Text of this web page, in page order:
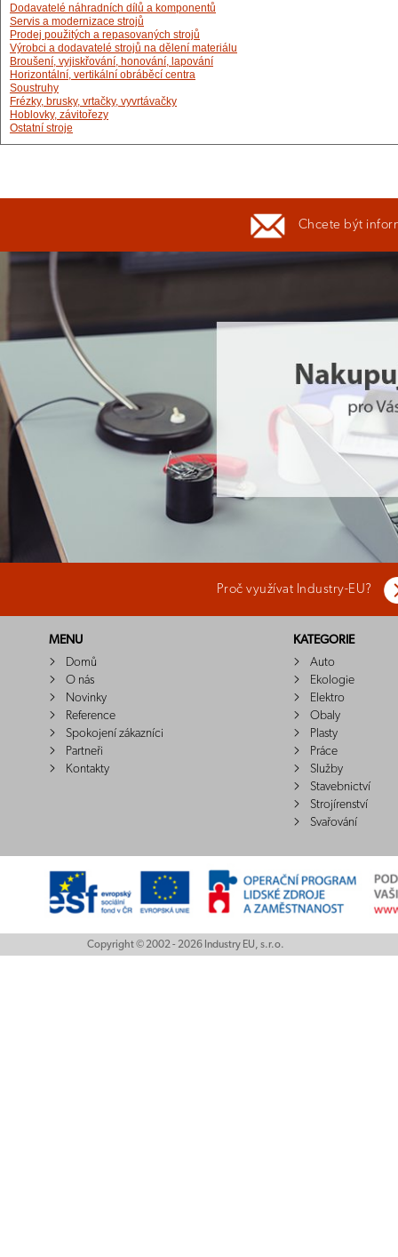
Dodavatelé náhradních dílů a komponentů
Servis a modernizace strojů
Prodej použitých a repasovaných strojů
Výrobci a dodavatelé strojů na dělení materiálu
Broušení, vyjiskřování, honování, lapování
Horizontální, vertikální obráběcí centra
Soustruhy
Frézky, brusky, vrtačky, vyvrtávačky
Hoblovky, závitořezy
Ostatní stroje
Chcete být
Proč využívat Industry-EU?
MENU
Domů
O nás
Novinky
Reference
Spokojení zákazníci
Partneři
Kontakty
KATEGORIE
Auto
Ekologie
Elektro
Obaly
Plasty
Práce
Služby
Stavebnictví
Strojírenství
Svařování
Copyright © 2002 - 2026 Industry EU, s.r.o.